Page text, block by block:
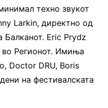
техно звукот
Larkin, директно од
Балканот. Eric Prydz
во Регионот. Имиња
Doctor DRU, Boris
на фестивалската